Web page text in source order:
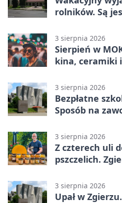
rolników. Są
3 sierpnia 2026
Sierpień w
kina, ceramiki
3 sierpnia 2026
Bezpłatne
Sposób na
3 sierpnia 2026
Z czterech uli
pszczelich.
3 sierpnia 2026
Upał w